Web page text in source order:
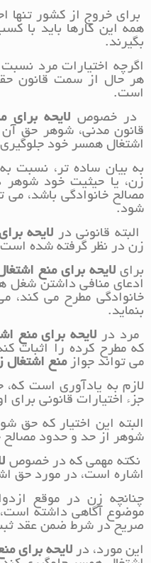
برای خروج از کشور تنها
همه این کارها باید با
بگیرند.
اگرچه اختیارات مرد
هر حال از سمت قانون
است.
در خصوص لایحه برای
قانون مدنی، شوهر حق آن
اشتغال همسر خود
به بیان ساده تر، نسبت
زن، یا حیثیت خود شوهر
مصالح خانوادگی باشد، می
شود.
البته قانونی در لایحه
زن در نظر گرفته شده
برایلایحه برای منع
ادعای منافی داشتن شغل
خانوادگی مطرح می کند،
بنماید.
مرد در لایحه برای منع
که مطرح کرده را اثبات
می تواند جوازمنع اشتغال
لازم به یادآوری است
جزء اختیارات قانونی
البته این اختیار که حق
شوهر از حد و حدود مصالح
نکته مهمی که در خصوص
اشاره است، در مورد حق
چنانچه زن در موقع
موضوع آگاهی داشته
صریح در شرط ضمن عقد
این مورد، درلایحه برای